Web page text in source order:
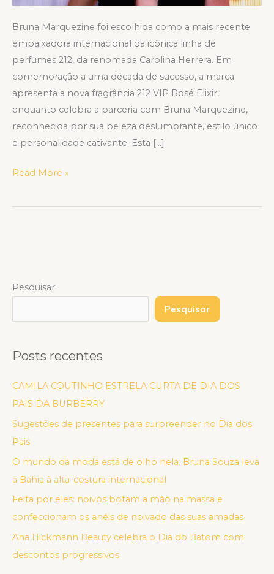
Bruna Marquezine foi escolhida como a mais recente
embaixadora internacional da icônica linha de
perfumes 212, da renomada Carolina Herrera. Em
comemoração a uma década de sucesso, a marca
apresenta a nova fragrância 212 VIP Rosé Elixir,
enquanto celebra a parceria com Bruna Marquezine,
reconhecida por sua beleza deslumbrante, estilo único
e personalidade cativante. Esta […]
Read More »
Pesquisar
Pesquisar
Posts recentes
CAMILA COUTINHO ESTRELA CURTA DE DIA DOS
PAIS DA BURBERRY
Sugestões de presentes para surpreender no Dia dos
Pais
O mundo da moda está de olho nela: Bruna Souza leva
a Bahia à alta-costura internacional
Feita por eles: noivos botam a mão na massa e
confeccionam os anéis de noivado das suas amadas
Ana Hickmann Beauty celebra o Dia do Batom com
descontos progressivos